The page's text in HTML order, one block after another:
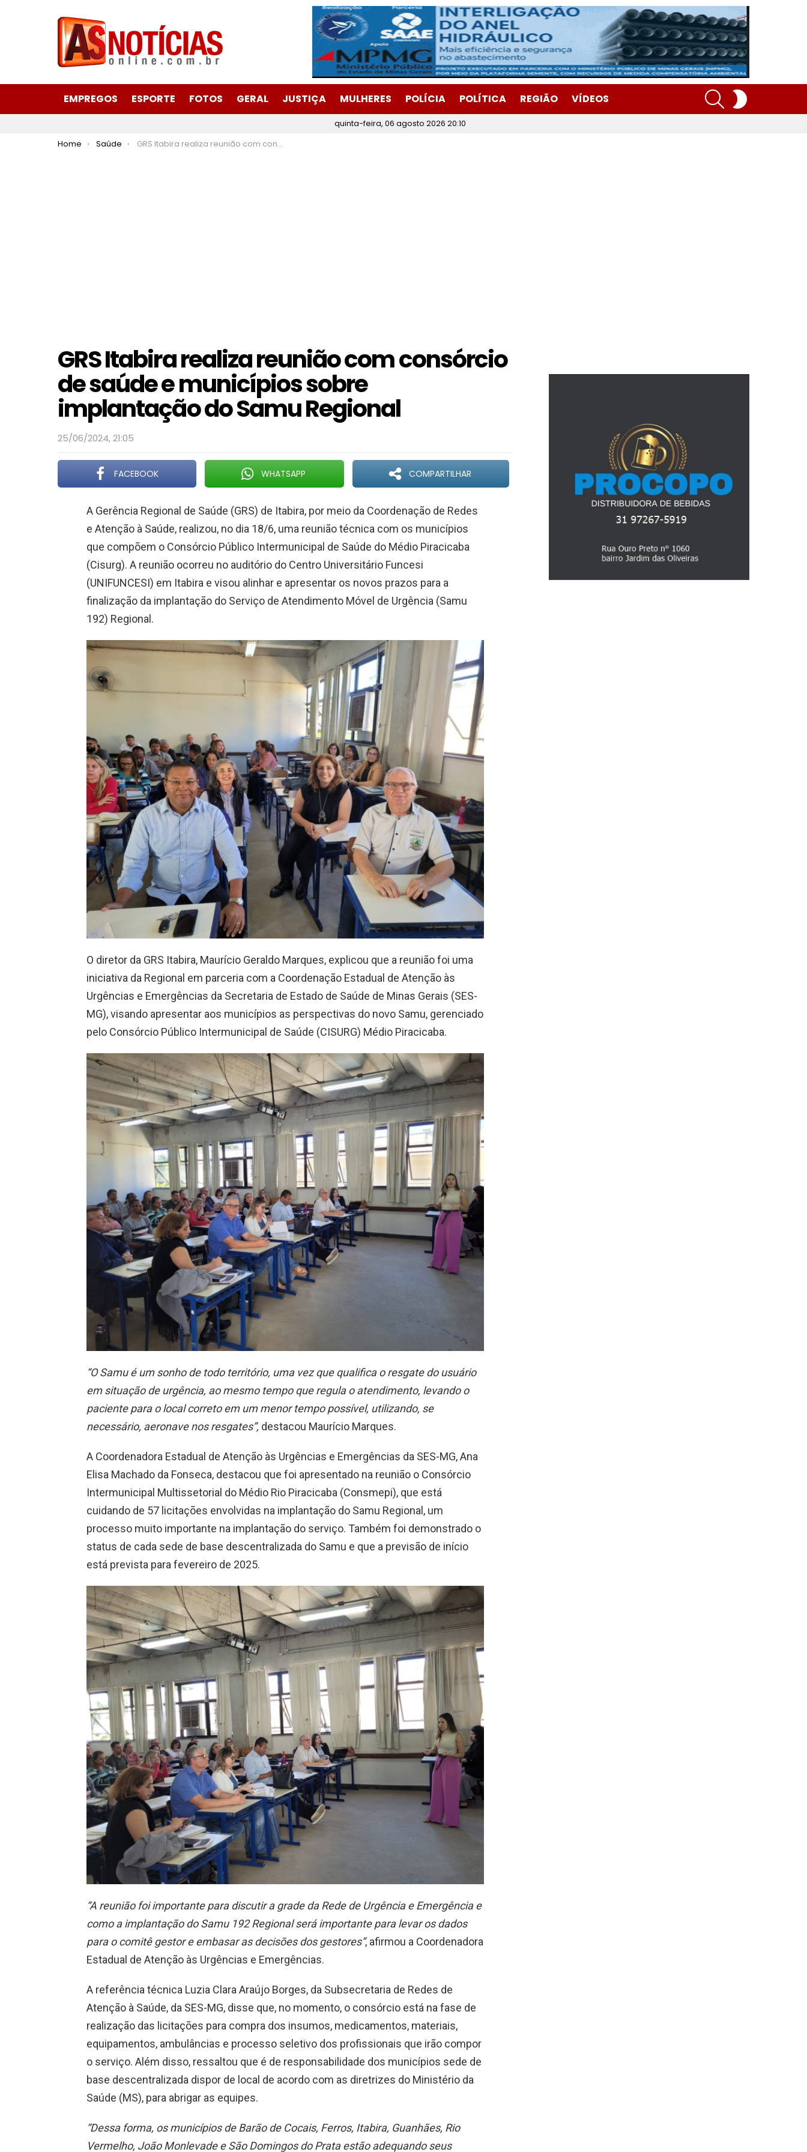
EMPREGOS ESPORTE FOTOS GERAL JUSTIÇA MULHERES POLÍCIA POLÍTICA REGIÃO VÍDEOS
SEARCH
quinta-feira, 06 agosto 2026 20:10
You are here:
Home Saúde GRS Itabira realiza reunião com consórcio de saúde e municípios sobre implantação do Samu Regional
GRS Itabira realiza reunião com consórcio
de saúde e municípios sobre
implantação do Samu Regional
25/06/2024, 21:05
FACEBOOK WHATSAPP COMPARTILHAR
A Gerência Regional de Saúde (GRS) de Itabira, por meio da Coordenação de Redes
e Atenção à Saúde, realizou, no dia 18/6, uma reunião técnica com os municípios
que compõem o Consórcio Público Intermunicipal de Saúde do Médio Piracicaba
(Cisurg). A reunião ocorreu no auditório do Centro Universitário Funcesi
(UNIFUNCESI) em Itabira e visou alinhar e apresentar os novos prazos para a
finalização da implantação do Serviço de Atendimento Móvel de Urgência (Samu
192) Regional.
O diretor da GRS Itabira, Maurício Geraldo Marques, explicou que a reunião foi uma
iniciativa da Regional em parceria com a Coordenação Estadual de Atenção às
Urgências e Emergências da Secretaria de Estado de Saúde de Minas Gerais (SES-
MG), visando apresentar aos municípios as perspectivas do novo Samu, gerenciado
pelo Consórcio Público Intermunicipal de Saúde (CISURG) Médio Piracicaba.
“O Samu é um sonho de todo território, uma vez que qualifica o resgate do usuário
em situação de urgência, ao mesmo tempo que regula o atendimento, levando o
paciente para o local correto em um menor tempo possível, utilizando, se
necessário, aeronave nos resgates”, destacou Maurício Marques.
A Coordenadora Estadual de Atenção às Urgências e Emergências da SES-MG, Ana
Elisa Machado da Fonseca, destacou que foi apresentado na reunião o Consórcio
Intermunicipal Multissetorial do Médio Rio Piracicaba (Consmepi), que está
cuidando de 57 licitações envolvidas na implantação do Samu Regional, um
processo muito importante na implantação do serviço. Também foi demonstrado o
status de cada sede de base descentralizada do Samu e que a previsão de início
está prevista para fevereiro de 2025.
“A reunião foi importante para discutir a grade da Rede de Urgência e Emergência e
como a implantação do Samu 192 Regional será importante para levar os dados
para o comitê gestor e embasar as decisões dos gestores”, afirmou a Coordenadora
Estadual de Atenção às Urgências e Emergências.
A referência técnica Luzia Clara Araújo Borges, da Subsecretaria de Redes de
Atenção à Saúde, da SES-MG, disse que, no momento, o consórcio está na fase de
realização das licitações para compra dos insumos, medicamentos, materiais,
equipamentos, ambulâncias e processo seletivo dos profissionais que irão compor
o serviço. Além disso, ressaltou que é de responsabilidade dos municípios sede de
base descentralizada dispor de local de acordo com as diretrizes do Ministério da
Saúde (MS), para abrigar as equipes.
“Dessa forma, os municípios de Barão de Cocais, Ferros, Itabira, Guanhães, Rio
Vermelho, João Monlevade e São Domingos do Prata estão adequando seus